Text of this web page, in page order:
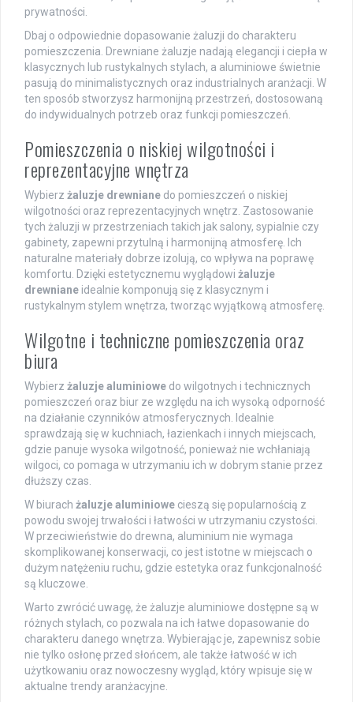
prywatności.
Dbaj o odpowiednie dopasowanie żaluzji do charakteru
pomieszczenia. Drewniane żaluzje nadają elegancji i ciepła w
klasycznych lub rustykalnych stylach, a aluminiowe świetnie
pasują do minimalistycznych oraz industrialnych aranżacji. W
ten sposób stworzysz harmonijną przestrzeń, dostosowaną
do indywidualnych potrzeb oraz funkcji pomieszczeń.
Pomieszczenia o niskiej wilgotności i
reprezentacyjne wnętrza
Wybierz żaluzje drewniane do pomieszczeń o niskiej
wilgotności oraz reprezentacyjnych wnętrz. Zastosowanie
tych żaluzji w przestrzeniach takich jak salony, sypialnie czy
gabinety, zapewni przytulną i harmonijną atmosferę. Ich
naturalne materiały dobrze izolują, co wpływa na poprawę
komfortu. Dzięki estetycznemu wyglądowi żaluzje
drewniane idealnie komponują się z klasycznym i
rustykalnym stylem wnętrza, tworząc wyjątkową atmosferę.
Wilgotne i techniczne pomieszczenia oraz
biura
Wybierz żaluzje aluminiowe do wilgotnych i technicznych
pomieszczeń oraz biur ze względu na ich wysoką odporność
na działanie czynników atmosferycznych. Idealnie
sprawdzają się w kuchniach, łazienkach i innych miejscach,
gdzie panuje wysoka wilgotność, ponieważ nie wchłaniają
wilgoci, co pomaga w utrzymaniu ich w dobrym stanie przez
dłuższy czas.
W biurach żaluzje aluminiowe cieszą się popularnością z
powodu swojej trwałości i łatwości w utrzymaniu czystości.
W przeciwieństwie do drewna, aluminium nie wymaga
skomplikowanej konserwacji, co jest istotne w miejscach o
dużym natężeniu ruchu, gdzie estetyka oraz funkcjonalność
są kluczowe.
Warto zwrócić uwagę, że żaluzje aluminiowe dostępne są w
różnych stylach, co pozwala na ich łatwe dopasowanie do
charakteru danego wnętrza. Wybierając je, zapewnisz sobie
nie tylko osłonę przed słońcem, ale także łatwość w ich
użytkowaniu oraz nowoczesny wygląd, który wpisuje się w
aktualne trendy aranżacyjne.